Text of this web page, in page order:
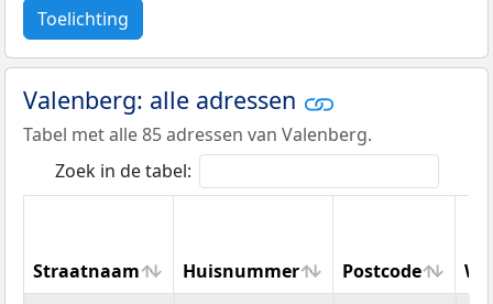
Toelichting
Valenberg: alle adressen
Tabel met alle 85 adressen van Valenberg.
Zoek in de tabel:
Straatnaam Huisnummer Postcode